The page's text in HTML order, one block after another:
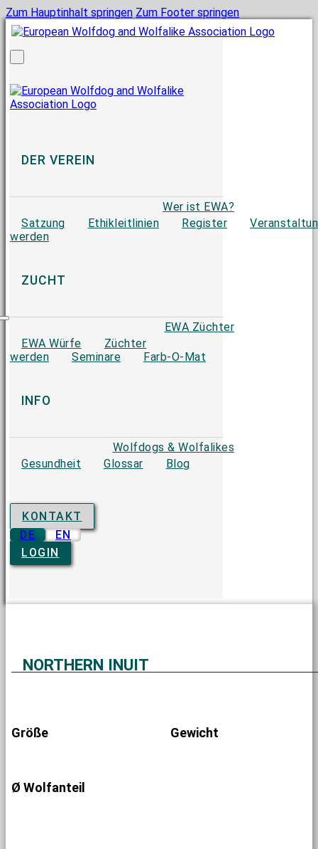
Zum Hauptinhalt springen Zum Footer springen
DER VEREIN
Wer ist EWA?
Satzung
Ethikleitlinien Register
werden
ZUCHT
EWA Züchter
EWA Würfe
Züchter
werden
Seminare Farb-O-Mat
INFO
Wolfdogs & Wolfalikes
Gesundheit
Glossar Blog
KONTAKT
DE
EN
LOGIN
NORTHERN INUIT
Größe Gewicht
Ø Wolfanteil